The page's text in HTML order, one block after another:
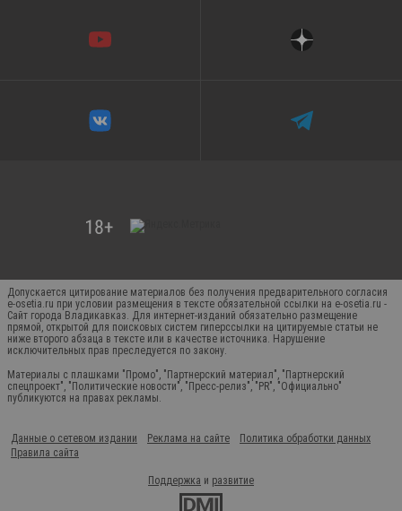
Допускается цитирование материалов без получения предварительного согласия
e-osetia.ru при условии размещения в тексте обязательной ссылки на e-osetia.ru -
Сайт города Владикавказ. Для интернет-изданий обязательно размещение
прямой, открытой для поисковых систем гиперссылки на цитируемые статьи не
ниже второго абзаца в тексте или в качестве источника. Нарушение
исключительных прав преследуется по закону.
Материалы с плашками "Промо", "Партнерский материал", "Партнерский
спецпроект", "Политические новости", "Пресс-релиз", "PR", "Официально"
публикуются на правах рекламы.
Данные о сетевом издании Реклама на сайте
Политика обработки данных
Правила сайта
Поддержка и развитие